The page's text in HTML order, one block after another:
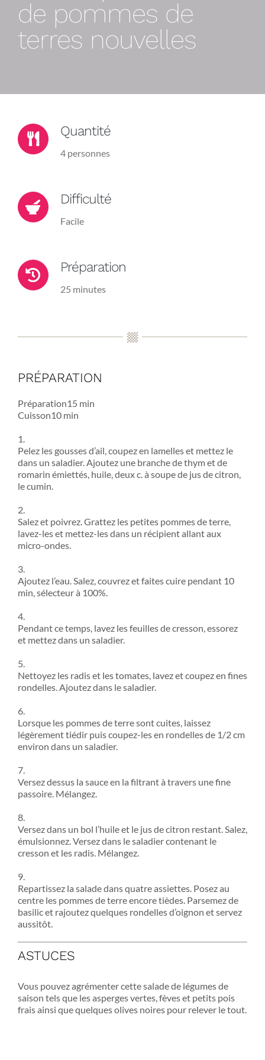
de pommes de
terres nouvelles
Quantité
4 personnes
Difficulté
Facile
Préparation
25 minutes
PRÉPARATION
Préparation15 min
Cuisson10 min
1.
Pelez les gousses d’ail, coupez en lamelles et mettez le
dans un saladier. Ajoutez une branche de thym et de
romarin émiettés, huile, deux c. à soupe de jus de citron,
le cumin.
2.
Salez et poivrez. Grattez les petites pommes de terre,
lavez-les et mettez-les dans un récipient allant aux
micro-ondes.
3.
Ajoutez l’eau. Salez, couvrez et faites cuire pendant 10
min, sélecteur à 100%.
4.
Pendant ce temps, lavez les feuilles de cresson, essorez
et mettez dans un saladier.
5.
Nettoyez les radis et les tomates, lavez et coupez en fines
rondelles. Ajoutez dans le saladier.
6.
Lorsque les pommes de terre sont cuites, laissez
légèrement tiédir puis coupez-les en rondelles de 1/2 cm
environ dans un saladier.
7.
Versez dessus la sauce en la filtrant à travers une fine
passoire. Mélangez.
8.
Versez dans un bol l’huile et le jus de citron restant. Salez,
émulsionnez. Versez dans le saladier contenant le
cresson et les radis. Mélangez.
9.
Repartissez la salade dans quatre assiettes. Posez au
centre les pommes de terre encore tièdes. Parsemez de
basilic et rajoutez quelques rondelles d’oignon et servez
aussitôt.
ASTUCES
Vous pouvez agrémenter cette salade de légumes de
saison tels que les asperges vertes, fèves et petits pois
frais ainsi que quelques olives noires pour relever le tout.